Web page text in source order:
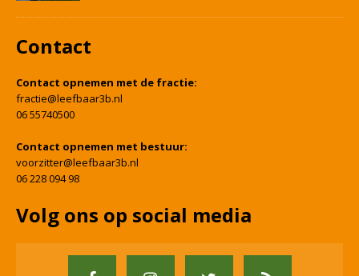
Contact
Contact opnemen met de fractie:
fractie@leefbaar3b.nl
06 55740500
Contact opnemen met bestuur:
voorzitter@leefbaar3b.nl
06 228 094 98
Volg ons op social media